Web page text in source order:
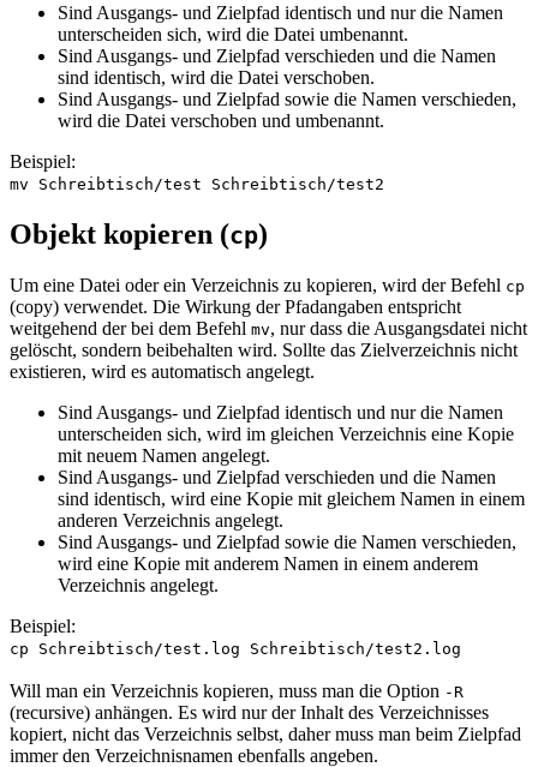
Sind Ausgangs- und Zielpfad identisch und nur die Namen
unterscheiden sich, wird die Datei umbenannt.
Sind Ausgangs- und Zielpfad verschieden und die Namen
sind identisch, wird die Datei verschoben.
Sind Ausgangs- und Zielpfad sowie die Namen verschieden,
wird die Datei verschoben und umbenannt.
Beispiel:
mv Schreibtisch/test Schreibtisch/test2
Objekt kopieren (cp)
Um eine Datei oder ein Verzeichnis zu kopieren, wird der Befehl cp
(copy) verwendet. Die Wirkung der Pfadangaben entspricht
weitgehend der bei dem Befehl mv, nur dass die Ausgangsdatei nicht
gelöscht, sondern beibehalten wird. Sollte das Zielverzeichnis nicht
existieren, wird es automatisch angelegt.
Sind Ausgangs- und Zielpfad identisch und nur die Namen
unterscheiden sich, wird im gleichen Verzeichnis eine Kopie
mit neuem Namen angelegt.
Sind Ausgangs- und Zielpfad verschieden und die Namen
sind identisch, wird eine Kopie mit gleichem Namen in einem
anderen Verzeichnis angelegt.
Sind Ausgangs- und Zielpfad sowie die Namen verschieden,
wird eine Kopie mit anderem Namen in einem anderem
Verzeichnis angelegt.
Beispiel:
cp Schreibtisch/test.log Schreibtisch/test2.log
Will man ein Verzeichnis kopieren, muss man die Option -R
(recursive) anhängen. Es wird nur der Inhalt des Verzeichnisses
kopiert, nicht das Verzeichnis selbst, daher muss man beim Zielpfad
immer den Verzeichnisnamen ebenfalls angeben.